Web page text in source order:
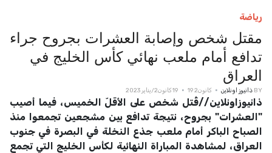
رياضة
مقتل شخص وإصابة العشرات بجروح جراء
تدافع أمام ملعب نهائي كأس الخليج في
العراق
BY ذانيوز اونلاين كانون2 19 19 كانون2/يناير 2023
ذانيوزاونلاين//قُتل شخص على الأقلّ الخميس، فيما أصيب
"العشرات" بجروح، نتيجة تدافع بين مشجعين تجمعوا منذ
الصباح الباكر أمام ملعب جذع النخلة في البصرة في جنوب
العراق، لمشاهدة المباراة النهائية لكأس الخليج التي تجمع